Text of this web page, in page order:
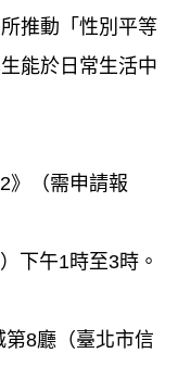
推動「性別平等
能於日常生活中
》（需申請報
下午1時至3時。
第8廳（臺北市信